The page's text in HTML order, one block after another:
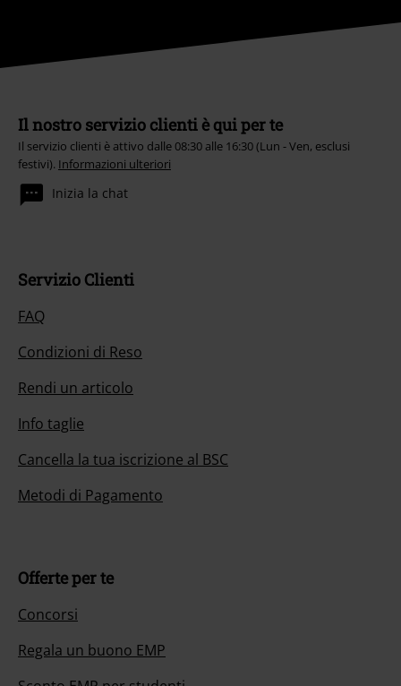
Il nostro servizio clienti è qui per te
Il servizio clienti è attivo dalle 08:30 alle 16:30 (Lun - Ven, esclusi
festivi). Informazioni ulteriori
Inizia la chat
Servizio Clienti
FAQ
Condizioni di Reso
Rendi un articolo
Info taglie
Cancella la tua iscrizione al BSC
Metodi di Pagamento
Offerte per te
Concorsi
Regala un buono EMP